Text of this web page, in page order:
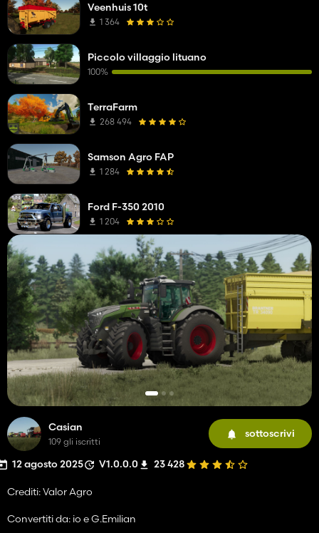
Casian
109 gli iscritti
sottoscrivi
12 agosto 2025 V1.0.0.0 23 428
Crediti: Valor Agro
Convertiti da: io e G.Emilian
Veenhuis 10t
1 364
Piccolo villaggio lituano
100%
TerraFarm
268 494
Samson Agro FAP
1 284
Ford F-350 2010
1 204